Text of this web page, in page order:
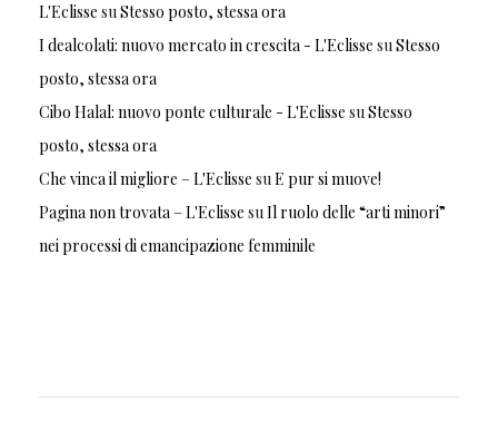
L'Eclisse suStesso posto, stessa ora
I dealcolati: nuovo mercato in crescita - L'Eclisse suStesso
posto, stessa ora
Cibo Halal: nuovo ponte culturale - L'Eclisse suStesso
posto, stessa ora
Che vinca il migliore – L'Eclisse suE pur si muove!
Pagina non trovata – L'Eclisse suIl ruolo delle “arti minori”
nei processi di emancipazione femminile